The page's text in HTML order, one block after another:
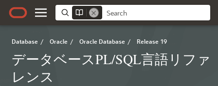
Database / Oracle / Oracle Database / Release 19
データベースPL/SQL言語リファ
レンス